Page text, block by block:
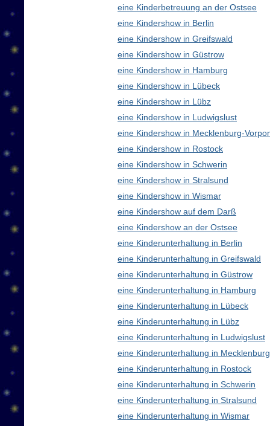
eine Kinderbetreuung an der Ostsee
eine Kindershow in Berlin
eine Kindershow in Greifswald
eine Kindershow in Güstrow
eine Kindershow in Hamburg
eine Kindershow in Lübeck
eine Kindershow in Lübz
eine Kindershow in Ludwigslust
eine Kindershow in Mecklenburg-
eine Kindershow in Rostock
eine Kindershow in Schwerin
eine Kindershow in Stralsund
eine Kindershow in Wismar
eine Kindershow auf dem Darß
eine Kindershow an der Ostsee
eine Kinderunterhaltung in Berlin
eine Kinderunterhaltung in Greifswald
eine Kinderunterhaltung in Güstrow
eine Kinderunterhaltung in Hamburg
eine Kinderunterhaltung in Lübeck
eine Kinderunterhaltung in Lübz
eine Kinderunterhaltung in Ludwigslust
eine Kinderunterhaltung in
eine Kinderunterhaltung in Rostock
eine Kinderunterhaltung in Schwerin
eine Kinderunterhaltung in Stralsund
eine Kinderunterhaltung in Wismar